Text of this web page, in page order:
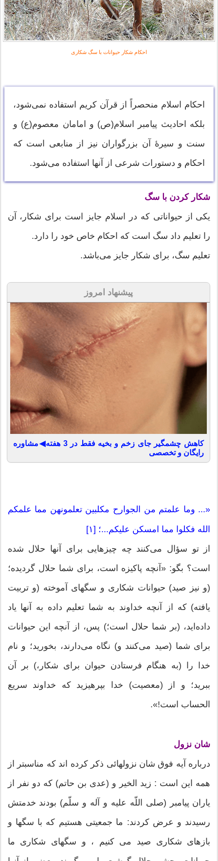
احکام شکار حیوانات با سگ شکاری
احکام اسلام منحصراً از قرآن کریم استفاده نمی‌شود،
بلکه احادیث پیامبر اسلام(ص) و امامان معصوم(ع) و
سنت و سیرۀ آن بزرگواران نیز از منابعی است که
احکام و دستورات شرعی از آنها استفاده می‌شود.
شکار کردن با سگ
یکی از حیواناتی که در اسلام جایز است برای شکار، آن
را تعلیم داد سگ است که احکام خاص خود را دارد.
تعلیم سگ، برای شکار جایز می‌باشد.
پیشنهاد امروز
کاهش چشمگیر جای زخم و بخیه فقط در 3 هفته◀مشاوره
رایگان و تخصصی
«... وما علمتم من الجوارح مکلبین تعلمونهن مما علمکم
الله فکلوا مما امسکن علیکم...؛ [۱]
از تو سؤال می‌کنند چه چیزهایی برای آنها حلال شده
است؟ بگو: «آنچه پاکیزه است، برای شما حلال گردیده؛
(و نیز صید) حیوانات شکاری و سگهای آموخته (و تربیت
یافته) که از آنچه خداوند به شما تعلیم داده به آنها یاد
داده‌اید، (بر شما حلال است؛) پس، از آنچه این حیوانات
برای شما (صید می‌کنند و) نگاه می‌دارند، بخورید؛ و نام
خدا را (به هنگام فرستادن حیوان برای شکار،) بر آن
ببرید؛ و از (معصیت) خدا بپرهیزید که خداوند سریع
الحساب است!».
شان نزول
درباره آیه فوق شان نزولهائى ذکر کرده اند که مناسبتر از
همه این است : زید الخیر و (عدى بن حاتم) که دو نفر از
یاران پیامبر (صلی اللّه علیه و آله و سلّم) بودند خدمتش
رسیدند و عرض کردند: ما جمعیتى هستیم که با سگها و
بازهاى شکارى صید مى کنیم ، و سگهاى شکارى ما